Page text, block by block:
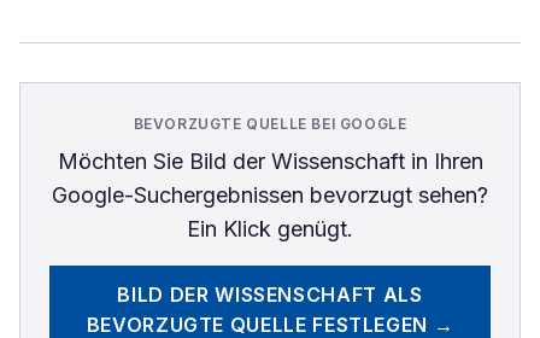
BEVORZUGTE QUELLE BEI GOOGLE
Möchten Sie Bild der Wissenschaftin Ihren
Google-Suchergebnissen bevorzugt sehen?
Ein Klick genügt.
BILD DER WISSENSCHAFT ALS
BEVORZUGTE QUELLE FESTLEGEN →